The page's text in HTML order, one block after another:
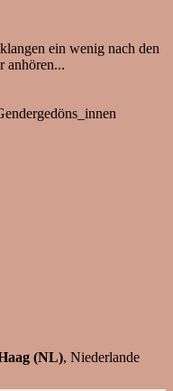
ein wenig nach den
anhören...
(NL), Niederlande